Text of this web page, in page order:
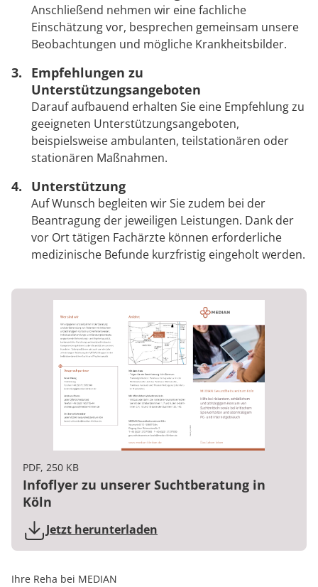
Anschließend nehmen wir eine fachliche
Einschätzung vor, besprechen gemeinsam unsere
Beobachtungen und mögliche Krankheitsbilder.
Empfehlungen zu
Unterstützungsangeboten
Darauf aufbauend erhalten Sie eine Empfehlung zu
geeigneten Unterstützungsangeboten,
beispielsweise ambulanten, teilstationären oder
stationären Maßnahmen.
Unterstützung
Auf Wunsch begleiten wir Sie zudem bei der
Beantragung der jeweiligen Leistungen. Dank der
vor Ort tätigen Fachärzte können erforderliche
medizinische Befunde kurzfristig eingeholt werden.
PDF, 250 KB
Infoflyer zu unserer Suchtberatung in
Köln
Jetzt herunterladen
Ihre Reha bei MEDIAN